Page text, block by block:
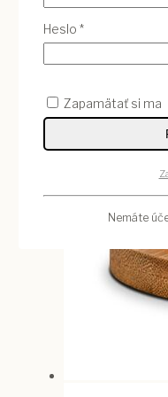
Heslo *Povinné
Zapamätať si ma
Nemáte